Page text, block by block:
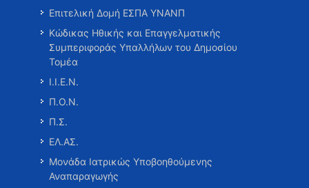
Επιτελική Δομή ΕΣΠΑ ΥΝΑΝΠ
Κώδικας Ηθικής και Επαγγελματικής
Συμπεριφοράς Υπαλλήλων του Δημοσίου
Τομέα
Ι.Ι.Ε.Ν.
Π.Ο.Ν.
Π.Σ.
ΕΛ.ΑΣ.
Μονάδα Ιατρικώς Υποβοηθούμενης
Αναπαραγωγής